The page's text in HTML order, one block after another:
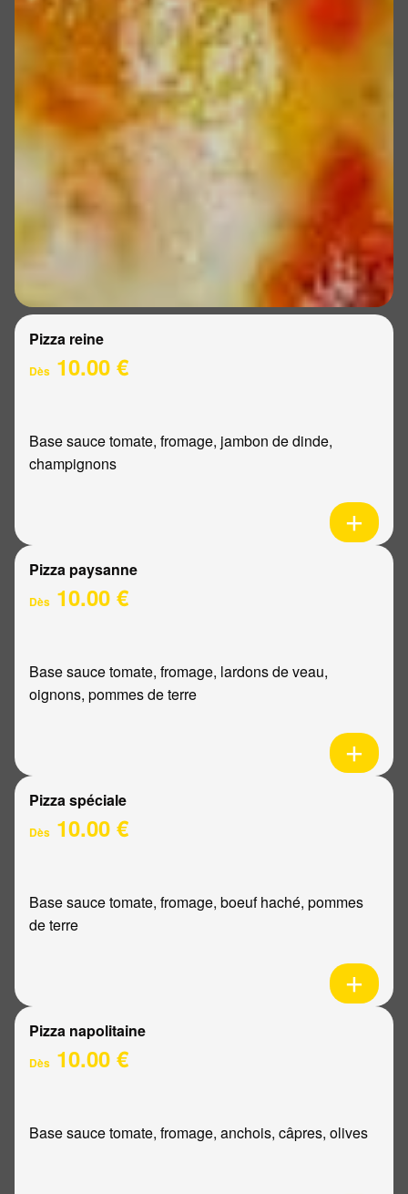
Pizza reine
Dès 10.00 €
Base sauce tomate, fromage, jambon de dinde,
champignons
Pizza paysanne
Dès 10.00 €
Base sauce tomate, fromage, lardons de veau,
oignons, pommes de terre
Pizza spéciale
Dès 10.00 €
Base sauce tomate, fromage, boeuf haché, pommes
de terre
Pizza napolitaine
Dès 10.00 €
Base sauce tomate, fromage, anchois, câpres, olives